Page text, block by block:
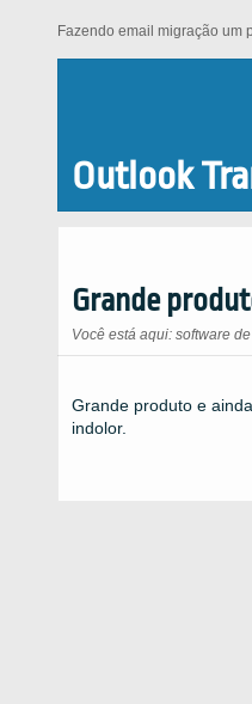
Fazendo email migração
Outlook
Grande
Você está aqui: software
Grande produto e
indolor.